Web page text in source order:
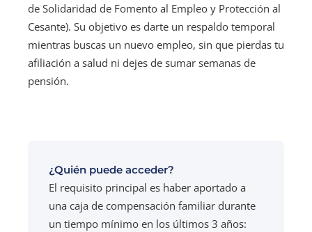
de Solidaridad de Fomento al Empleo y Protección al
Cesante). Su objetivo es darte un respaldo temporal
mientras buscas un nuevo empleo, sin que pierdas tu
afiliación a salud ni dejes de sumar semanas de
pensión.
¿Quién puede acceder?
El requisito principal es haber aportado a
una caja de compensación familiar durante
un tiempo mínimo en los últimos 3 años: